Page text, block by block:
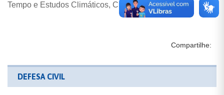
Tempo e Estudos Climáticos, CPTEC.
Compartilhe:
DEFESA CIVIL